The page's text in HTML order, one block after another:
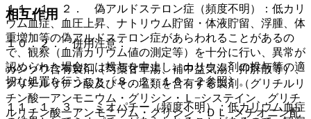
相互作用
１０．２． 併用注意：
カンゾウ含有製剤（芍薬甘草湯、補中益気湯、抑肝散等）、
グリチルリチン酸及びその塩類を含有する製剤（グリチルリ
チン酸一アンモニウム・グリシン・Ｌ−システイン、グリチ
ルリチン酸一アンモニウム・グリシン・ＤＬ−メチオニン配
１１．１．２． 偽アルドステロン症（頻度不明）：低カリ
ウム血症、血圧上昇、ナトリウム貯留・体液貯留、浮腫、体
重増加等の偽アルドステロン症があらわれることがあるの
で、観察（血清カリウム値の測定等）を十分に行い、異常が
認められた場合には投与を中止し、カリウム剤の投与等の適
切な処置を行うこと〔８．２、１０．２参照〕。
１１．１．３． ミオパチー（頻度不明）：低カリウム血症